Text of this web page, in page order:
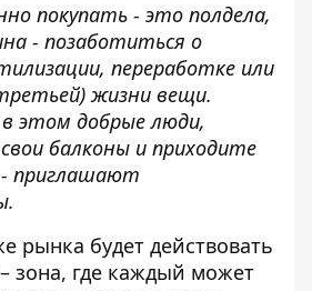
покупать - это полдела,
- позаботиться о
переработке или
жизни вещи.
этом добрые люди,
балконы и приходите
приглашают
.
рынка будет действовать
зона, где каждый может